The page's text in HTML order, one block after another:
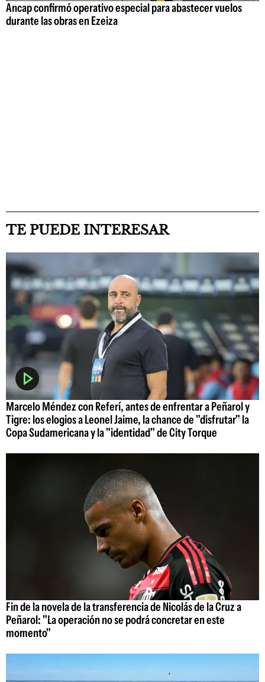
Ancap confirmó operativo especial para abastecer vuelos
durante las obras en Ezeiza
TE PUEDE INTERESAR
Marcelo Méndez con Referí, antes de enfrentar a Peñarol y
Tigre: los elogios a Leonel Jaime, la chance de "disfrutar" la
Copa Sudamericana y la "identidad" de City Torque
Fin de la novela de la transferencia de Nicolás de la Cruz a
Peñarol: "La operación no se podrá concretar en este
momento"